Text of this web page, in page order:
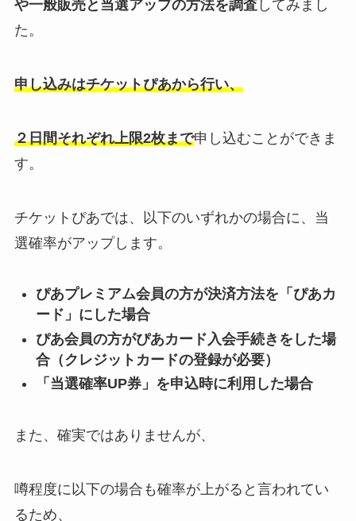
や一般販売と当選アップの方法を調査してみまし
た。
申し込みはチケットぴあから行い、
２日間それぞれ上限2枚まで申し込むことができま
す。
チケットぴあでは、以下のいずれかの場合に、当
選確率がアップします。
ぴあプレミアム会員の方が決済方法を「ぴあカ
ード」にした場合
ぴあ会員の方がぴあカード入会手続きをした場
合（クレジットカードの登録が必要）
「当選確率UP券」を申込時に利用した場合
また、確実ではありませんが、
噂程度に以下の場合も確率が上がると言われてい
るため、